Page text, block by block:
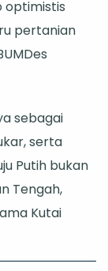
optimistis
pertanian
sebagai
serta
Putih bukan
Tengah,
Kutai